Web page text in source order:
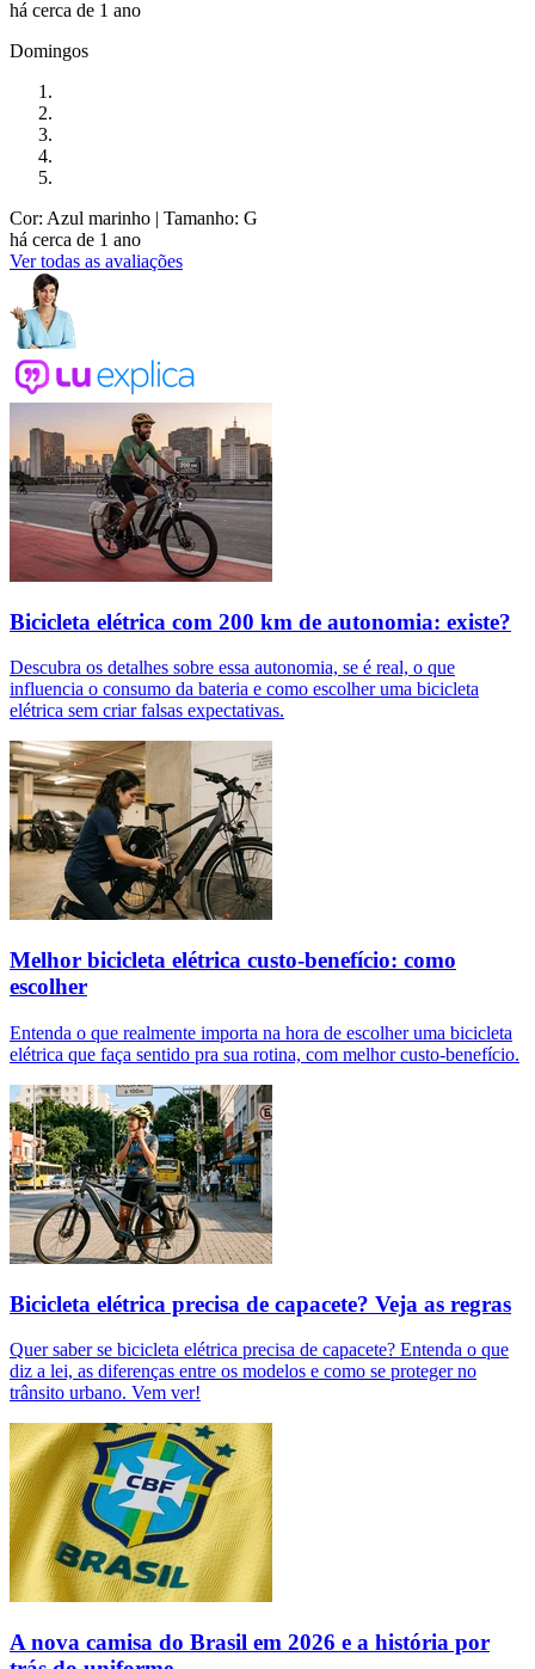
há cerca de 1 ano
Domingos
Cor: Azul marinho | Tamanho: G
há cerca de 1 ano
Ver todas as avaliações
Bicicleta elétrica com 200 km de autonomia: existe?
Descubra os detalhes sobre essa autonomia, se é real, o que
influencia o consumo da bateria e como escolher uma bicicleta
elétrica sem criar falsas expectativas.
Melhor bicicleta elétrica custo-benefício: como
escolher
Entenda o que realmente importa na hora de escolher uma bicicleta
elétrica que faça sentido pra sua rotina, com melhor custo-benefício.
Bicicleta elétrica precisa de capacete? Veja as regras
Quer saber se bicicleta elétrica precisa de capacete? Entenda o que
diz a lei, as diferenças entre os modelos e como se proteger no
trânsito urbano. Vem ver!
A nova camisa do Brasil em 2026 e a história por